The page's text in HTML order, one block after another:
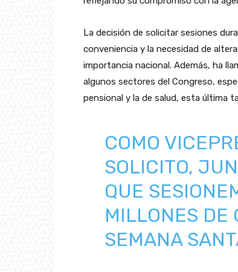
La decisión de solicitar sesiones
conveniencia y la necesidad de
importancia nacional. Además, ha
algunos sectores del Congreso,
pensional y la de salud, esta última
COMO
SOLICITO,
QUE
MILLONES DE
SEMANA